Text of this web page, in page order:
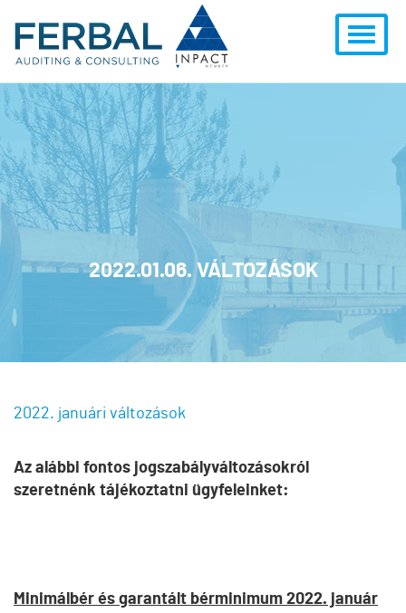
2022.01.06. VÁLTOZÁSOK
2022. januári változások
Az alábbi fontos jogszabályváltozásokról
szeretnénk tájékoztatni ügyfeleinket:
Minimálbér és garantált bérminimum 2022. január